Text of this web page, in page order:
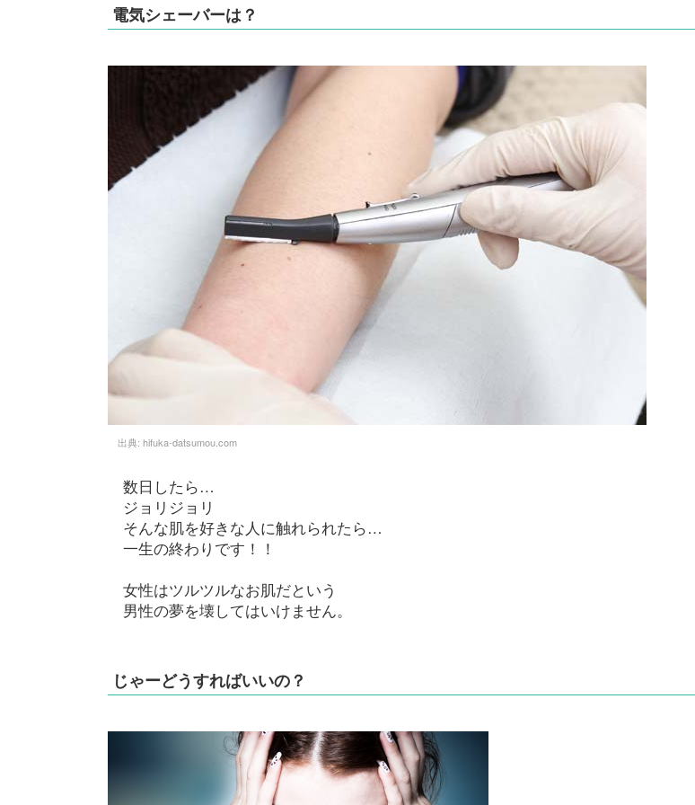
電気シェーバーは？
出典: hifuka-datsumou.com
数日したら…
ジョリジョリ
そんな肌を好きな人に触れられたら…
一生の終わりです！！
女性はツルツルなお肌だという
男性の夢を壊してはいけません。
じゃーどうすればいいの？